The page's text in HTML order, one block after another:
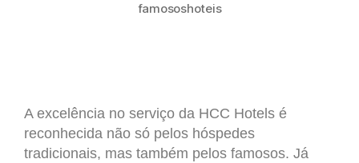
famososhoteis
A excelência no serviço da HCC Hotels é
reconhecida não só pelos hóspedes
tradicionais, mas também pelos famosos. Já